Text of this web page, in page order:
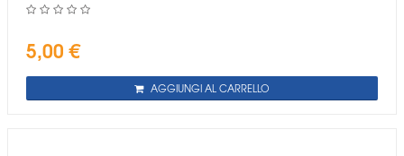
5,00 €
AGGIUNGI AL CARRELLO